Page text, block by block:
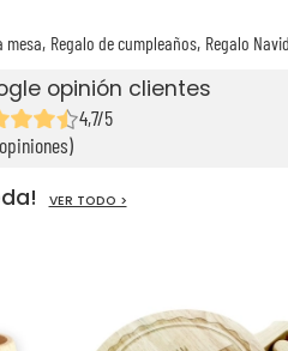
mesa Regalo de cumpleaños Regalo
opinión clientes
4,7/5
VER TODO >